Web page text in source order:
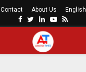
Contact About Us English
Facebook
Twitter
LinkedinYoutube
Rss